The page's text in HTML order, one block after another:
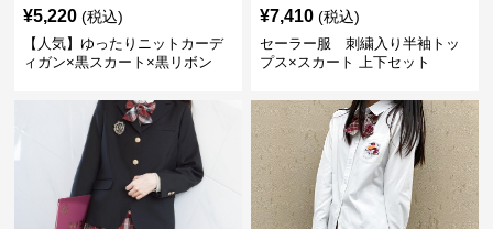
¥5,220 (税込)
【人気】ゆったりニットカーデ
ィガン×黒スカート×黒リボン
¥7,410 (税込)
セーラー服 刺繍入り半袖トッ
プス×スカート 上下セット